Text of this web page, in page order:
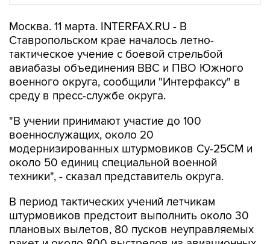
Москва. 11 марта. INTERFAX.RU - В
Ставропольском крае началось летно-
тактическое учение с боевой стрельбой
авиабазы объединения ВВС и ПВО Южного
военного округа, сообщили "Интерфаксу" в
среду в пресс-службе округа.
"В учении принимают участие до 100
военнослужащих, около 20
модернизированных штурмовиков Су-25СМ и
около 50 единиц специальной военной
техники", - сказал представитель округа.
В период тактических учений летчикам
штурмовиков предстоит выполнить около 30
плановых вылетов, 80 пусков неуправляемых